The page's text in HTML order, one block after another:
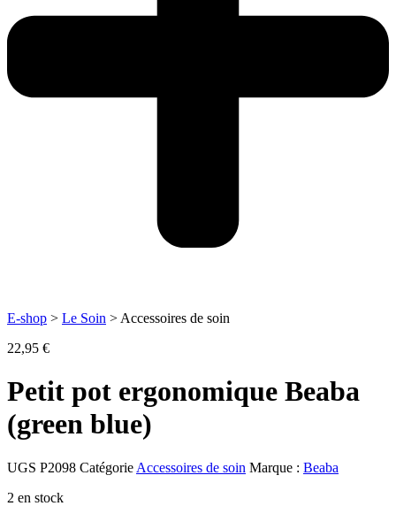
E-shop > Le Soin > Accessoires de soin
22,95 €
Petit pot ergonomique Beaba
(green blue)
UGS P2098 Catégorie Accessoires de soin Marque : Beaba
2 en stock